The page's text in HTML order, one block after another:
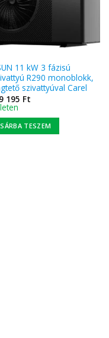
11 kW 3 fázisú
R290 monoblokk,
szivattyúval Carel
195 Ft
TESZEM